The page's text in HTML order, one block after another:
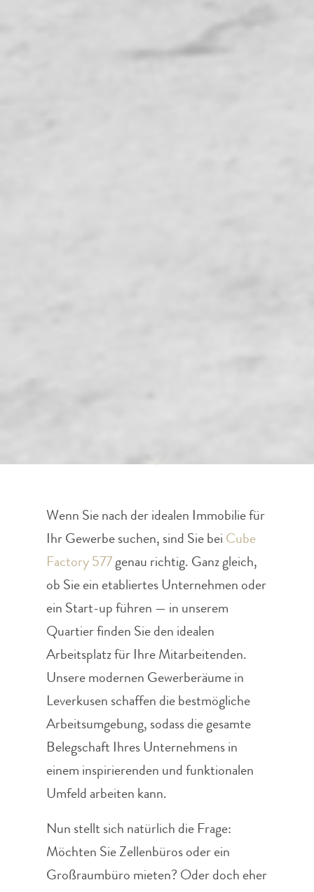
Wenn Sie nach der idealen Immobilie für
Ihr Gewerbe suchen, sind Sie bei Cube
Factory 577 genau richtig. Ganz gleich,
ob Sie ein etabliertes Unternehmen oder
ein Start-up führen — in unserem
Quartier finden Sie den idealen
Arbeitsplatz für Ihre Mitarbeitenden.
Unsere modernen Gewerberäume in
Leverkusen schaffen die bestmögliche
Arbeitsumgebung, sodass die gesamte
Belegschaft Ihres Unternehmens in
einem inspirierenden und funktionalen
Umfeld arbeiten kann.
Nun stellt sich natürlich die Frage:
Möchten Sie Zellenbüros oder ein
Großraumbüro mieten? Oder doch eher